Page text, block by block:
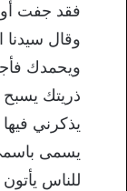
فقد جفت
وقال
ويحمدك
ذريتك
يذكرني
يسمى
للناس